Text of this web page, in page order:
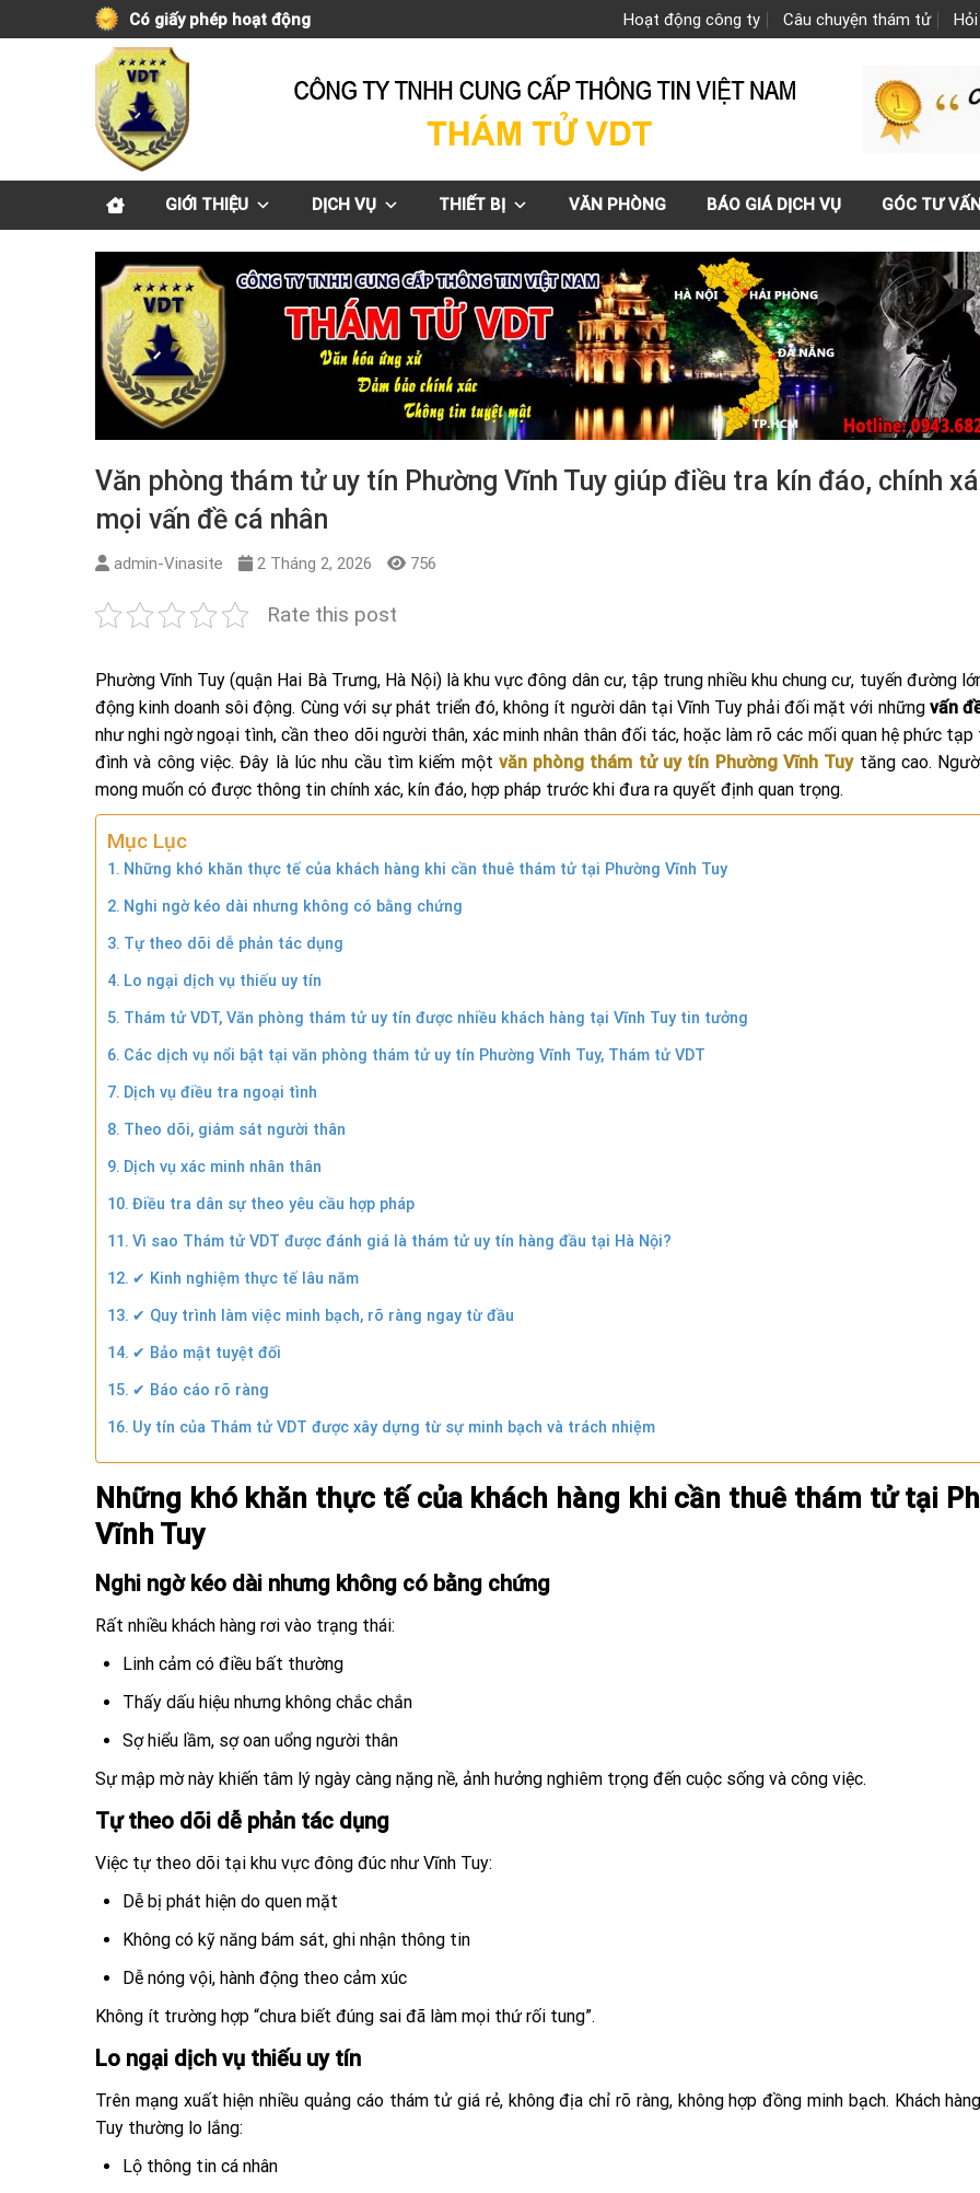
to
Có giấy phép hoạt động Hoạt động công ty Câu chuyện thám tử
GIỚI THIỆU DỊCH VỤ THIẾT BỊ VĂN PHÒNG BÁO GIÁ DỊCH VỤ GÓC TƯ
Văn phòng thám tử uy tín Phường Vĩnh Tuy giúp điều tra kín đáo, chính
mọi vấn đề cá nhân
admin-Vinasite 2 Tháng 2, 2026 756
Rate this post
Phường Vĩnh Tuy (quận Hai Bà Trưng, Hà Nội) là khu vực đông dân cư, tập trung nhiều khu chung cư, tuyến đường
động kinh doanh sôi động. Cùng với sự phát triển đó, không ít người dân tại Vĩnh Tuy phải đối mặt với những vấn
như nghi ngờ ngoại tình, cần theo dõi người thân, xác minh nhân thân đối tác, hoặc làm rõ các mối quan hệ phức
đình và công việc. Đây là lúc nhu cầu tìm kiếm một văn phòng thám tử uy tín Phường Vĩnh Tuytăng cao.
mong muốn có được thông tin chính xác, kín đáo, hợp pháp trước khi đưa ra quyết định quan trọng.
Mục Lục
Những khó khăn thực tế của khách hàng khi cần thuê thám tử tại Phường Vĩnh Tuy
Nghi ngờ kéo dài nhưng không có bằng chứng
Tự theo dõi dễ phản tác dụng
Lo ngại dịch vụ thiếu uy tín
Thám tử VDT, Văn phòng thám tử uy tín được nhiều khách hàng tại Vĩnh Tuy tin tưởng
Các dịch vụ nổi bật tại văn phòng thám tử uy tín Phường Vĩnh Tuy, Thám tử VDT
Dịch vụ điều tra ngoại tình
Theo dõi, giám sát người thân
Dịch vụ xác minh nhân thân
Điều tra dân sự theo yêu cầu hợp pháp
Vì sao Thám tử VDT được đánh giá là thám tử uy tín hàng đầu tại Hà Nội?
✔ Kinh nghiệm thực tế lâu năm
✔ Quy trình làm việc minh bạch, rõ ràng ngay từ đầu
✔ Bảo mật tuyệt đối
✔ Báo cáo rõ ràng
Uy tín của Thám tử VDT được xây dựng từ sự minh bạch và trách nhiệm
Những khó khăn thực tế của khách hàng khi cần thuê thám tử tại
Vĩnh Tuy
Nghi ngờ kéo dài nhưng không có bằng chứng
Rất nhiều khách hàng rơi vào trạng thái:
Linh cảm có điều bất thường
Thấy dấu hiệu nhưng không chắc chắn
Sợ hiểu lầm, sợ oan uổng người thân
Sự mập mờ này khiến tâm lý ngày càng nặng nề, ảnh hưởng nghiêm trọng đến cuộc sống và công việc.
Tự theo dõi dễ phản tác dụng
Việc tự theo dõi tại khu vực đông đúc như Vĩnh Tuy:
Dễ bị phát hiện do quen mặt
Không có kỹ năng bám sát, ghi nhận thông tin
Dễ nóng vội, hành động theo cảm xúc
Không ít trường hợp “chưa biết đúng sai đã làm mọi thứ rối tung”.
Lo ngại dịch vụ thiếu uy tín
Trên mạng xuất hiện nhiều quảng cáo thám tử giá rẻ, không địa chỉ rõ ràng, không hợp đồng minh bạch. Khách
Tuy thường lo lắng:
Lộ thông tin cá nhân